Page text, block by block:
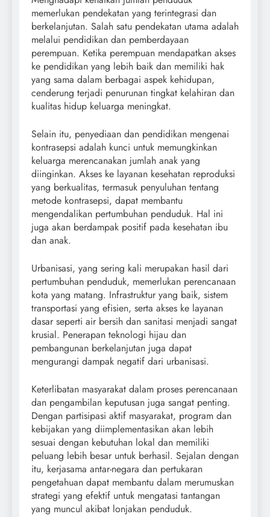
memerlukan pendekatan yang terintegrasi dan
berkelanjutan. Salah satu pendekatan utama adalah
melalui pendidikan dan pemberdayaan
perempuan. Ketika perempuan mendapatkan akses
ke pendidikan yang lebih baik dan memiliki hak
yang sama dalam berbagai aspek kehidupan,
cenderung terjadi penurunan tingkat kelahiran dan
kualitas hidup keluarga meningkat.
Selain itu, penyediaan dan pendidikan mengenai
kontrasepsi adalah kunci untuk memungkinkan
keluarga merencanakan jumlah anak yang
diinginkan. Akses ke layanan kesehatan reproduksi
yang berkualitas, termasuk penyuluhan tentang
metode kontrasepsi, dapat membantu
mengendalikan pertumbuhan penduduk. Hal ini
juga akan berdampak positif pada kesehatan ibu
dan anak.
Urbanisasi, yang sering kali merupakan hasil dari
pertumbuhan penduduk, memerlukan perencanaan
kota yang matang. Infrastruktur yang baik, sistem
transportasi yang efisien, serta akses ke layanan
dasar seperti air bersih dan sanitasi menjadi sangat
krusial. Penerapan teknologi hijau dan
pembangunan berkelanjutan juga dapat
mengurangi dampak negatif dari urbanisasi.
Keterlibatan masyarakat dalam proses perencanaan
dan pengambilan keputusan juga sangat penting.
Dengan partisipasi aktif masyarakat, program dan
kebijakan yang diimplementasikan akan lebih
sesuai dengan kebutuhan lokal dan memiliki
peluang lebih besar untuk berhasil. Sejalan dengan
itu, kerjasama antar-negara dan pertukaran
pengetahuan dapat membantu dalam merumuskan
strategi yang efektif untuk mengatasi tantangan
yang muncul akibat lonjakan penduduk.